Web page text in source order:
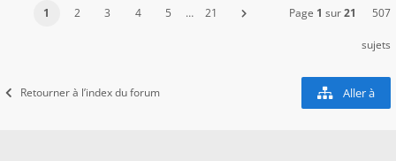
1 2 3 4 5 … 21 Page 1 sur21 507
sujets
Retourner à l’index du forum Aller à